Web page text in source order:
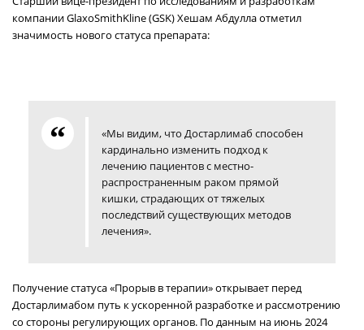
компании GlaxoSmithKline (GSK) Хешам Абдулла отметил
значимость нового статуса препарата:
«Мы видим, что Достарлимаб способен
кардинально изменить подход к
лечению пациентов с местно-
распространенным раком прямой
кишки, страдающих от тяжелых
последствий существующих методов
лечения».
Получение статуса «Прорыв в терапии» открывает перед
Достарлимабом путь к ускоренной разработке и рассмотрению
со стороны регулирующих органов. По данным на июнь 2024